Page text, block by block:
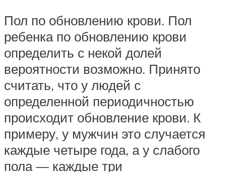
Пол по обновлению крови. Пол
ребенка по обновлению крови
определить с некой долей
вероятности возможно. Принято
считать, что у людей с
определенной периодичностью
происходит обновление крови. К
примеру, у мужчин это случается
каждые четыре года, а у слабого
пола — каждые три